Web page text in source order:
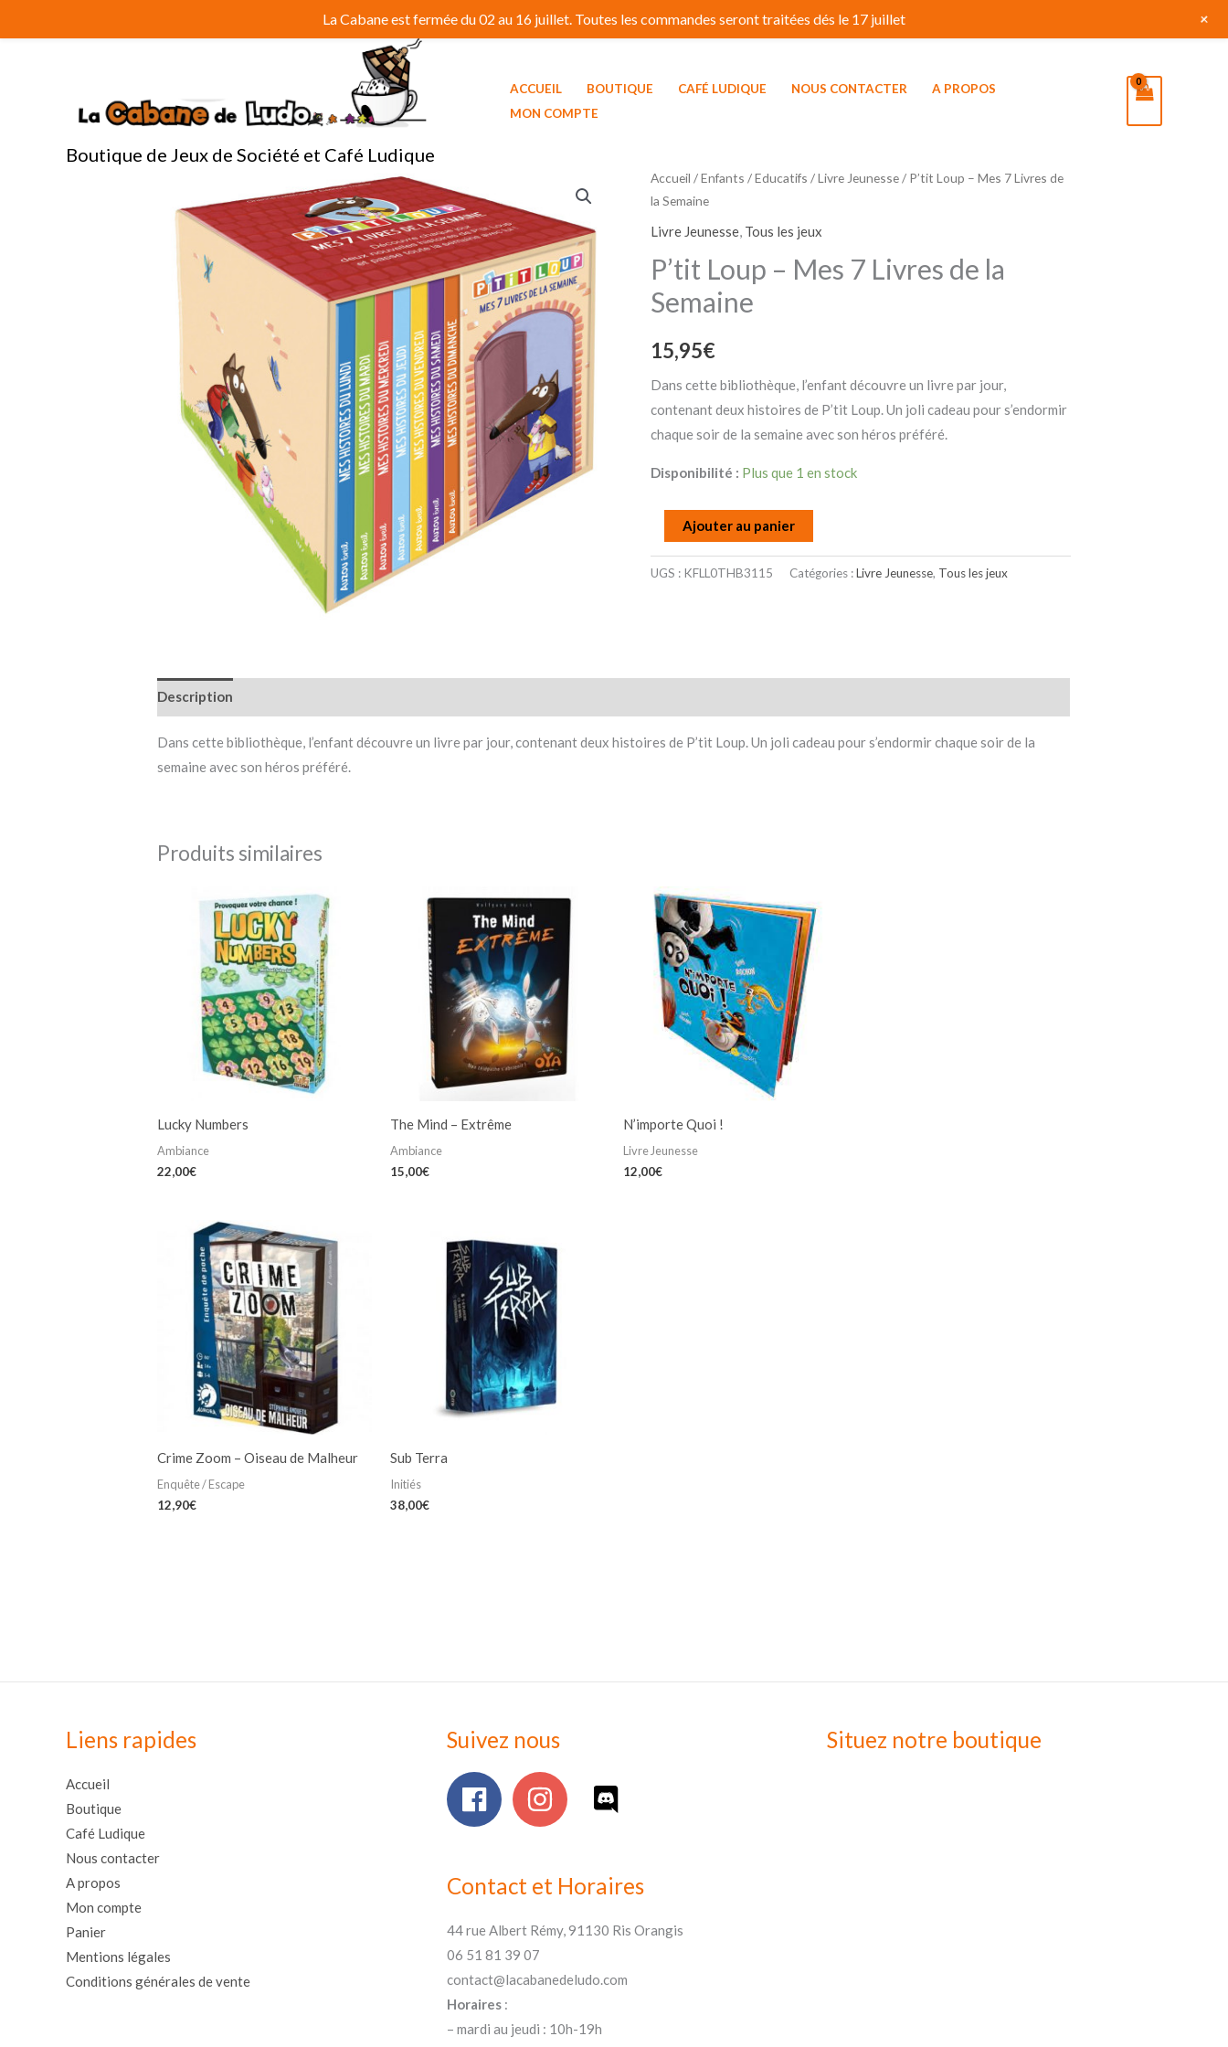
au
Boutique de Jeux de Société et Café Ludique
ACCUEIL BOUTIQUE CAFÉ LUDIQUE NOUS CONTACTER
A PROPOS
MON COMPTE
Accueil /Enfants / Educatifs /Livre Jeunesse/ P’tit Loup – Mes 7 Livres de
la Semaine
Livre Jeunesse, Tous les jeux
P’tit Loup – Mes 7 Livres de la
Semaine
15,95€
Dans cette bibliothèque, l’enfant découvre un livre par jour,
contenant deux histoires de P’tit Loup. Un joli cadeau pour s’endormir
chaque soir de la semaine avec son héros préféré.
Disponibilité : Plus que 1 en stock
quantité
de
P'tit
-
Mes
Livres
Ajouter au panier
UGS : KFLL0THB3115 Catégories :Livre Jeunesse, Tous les jeux
Description
Dans cette bibliothèque, l’enfant découvre un livre par jour, contenant deux histoires de P’tit Loup. Un joli cadeau pour s’endormir chaque soir de la
semaine avec son héros préféré.
Produits similaires
Lucky Numbers
Ambiance
22,00€
The Mind – Extrême
Ambiance
15,00€
N’importe Quoi !
Livre Jeunesse
12,00€
Crime Zoom – Oiseau de Malheur
Enquête / Escape
12,90€
Sub Terra
Initiés
38,00€
Liens rapides
Accueil
Boutique
Café Ludique
Nous contacter
A propos
Mon compte
Panier
Mentions légales
Conditions générales de vente
Suivez nous
Contact et Horaires
44 rue Albert Rémy, 91130 Ris Orangis
06 51 81 39 07
contact@lacabanedeludo.com
Horaires:
– mardi au jeudi : 10h-19h
Situez notre boutique
La Cabane est fermée du 02 au 16 juillet. Toutes les commandes seront traitées dés le 17 juillet +